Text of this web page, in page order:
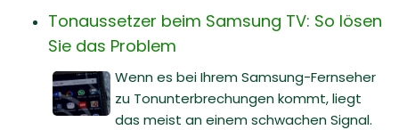
Tonaussetzer beim Samsung TV: So lösen
Sie das Problem
Wenn es bei Ihrem Samsung-Fernseher
zu Tonunterbrechungen kommt, liegt
das meist an einem schwachen Signal.